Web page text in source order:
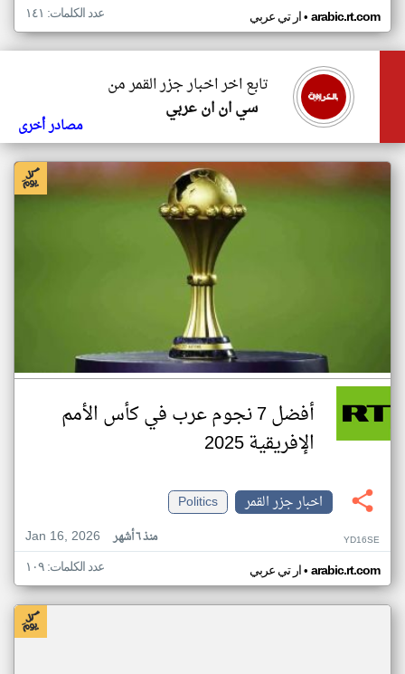
ار تي عربي• arabic.rt.com عدد الكلمات: ١٤١
تابع اخر اخبار جزر القمر من
سي ان ان عربي
مصادر أخرى
أفضل 7 نجوم عرب في كأس الأمم
الإفريقية 2025
اخبار جزر القمر
Politics
Jan 16, 2026
منذ ٦ أشهر YD16SE
ار تي عربي• arabic.rt.com عدد الكلمات: ١٠٩